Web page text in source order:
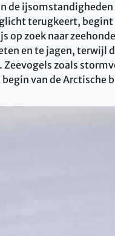
de
terugkeert, begint
op zoek naar
en te jagen, terwijl
zoals
van de Arctische